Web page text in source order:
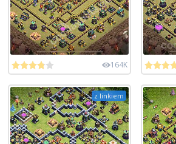
164K
z linkiem